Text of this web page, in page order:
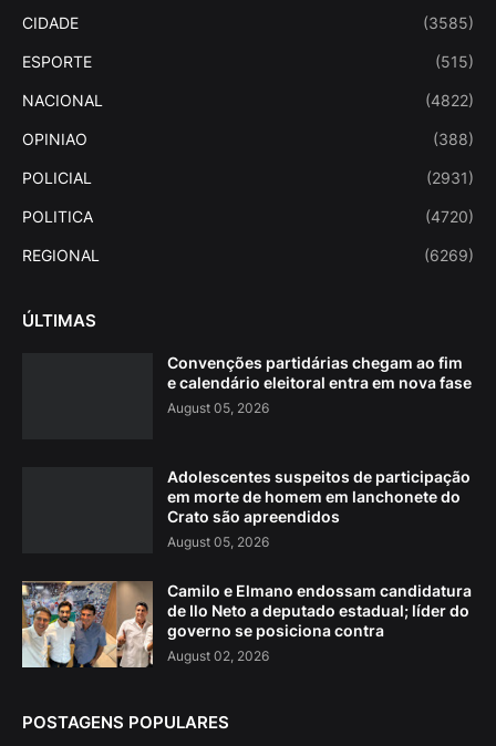
CIDADE (3585)
ESPORTE (515)
NACIONAL (4822)
OPINIAO (388)
POLICIAL (2931)
POLITICA (4720)
REGIONAL (6269)
ÚLTIMAS
Convenções partidárias chegam ao fim
e calendário eleitoral entra em nova fase
August 05, 2026
Adolescentes suspeitos de participação
em morte de homem em lanchonete do
Crato são apreendidos
August 05, 2026
Camilo e Elmano endossam candidatura
de Ilo Neto a deputado estadual; líder do
governo se posiciona contra
August 02, 2026
POSTAGENS POPULARES